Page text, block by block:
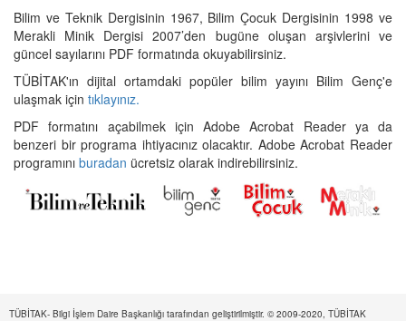
Bilim ve Teknik Dergisinin 1967, Bilim Çocuk Dergisinin 1998 ve
Merakli Minik Dergisi 2007’den bugüne oluşan arşivlerini ve
güncel sayılarını PDF formatında okuyabilirsiniz.
TÜBİTAK'ın dijital ortamdaki popüler bilim yayını Bilim Genç'e
ulaşmak için tıklayınız.
PDF formatını açabilmek için Adobe Acrobat Reader ya da
benzeri bir programa ihtiyacınız olacaktır. Adobe Acrobat Reader
programını buradan ücretsiz olarak indirebilirsiniz.
TÜBİTAK- Bilgi İşlem Daire Başkanlığı tarafından geliştirilmiştir. © 2009-2020, TÜBİTAK